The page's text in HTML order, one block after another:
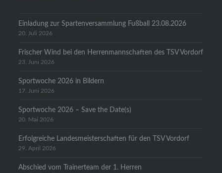
Einladung zur Spartenversammlung Fußball 23.08.2026
20. Juli 2026
Frischer Wind bei den Herrenmannschaften des TSV Vordorf
23. Juni 2026
Sportwoche 2026 in Bildern
17. Juni 2026
Sportwoche 2026 – Save the Date(s)
20. Mai 2026
Erfolgreiche Landesmeisterschaften für den TSV Vordorf
29. April 2026
Abschied vom Trainerteam der 1. Herren